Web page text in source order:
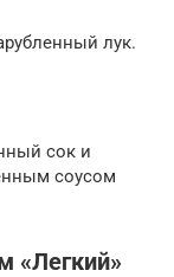
лук.
сок и
соусом
«Легкий»